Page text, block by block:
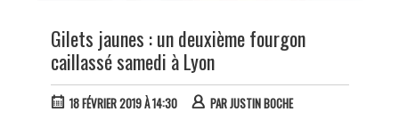
Gilets jaunes : un deuxième fourgon
caillassé samedi à Lyon
18 FÉVRIER 2019 À 14:30 PARJUSTIN BOCHE